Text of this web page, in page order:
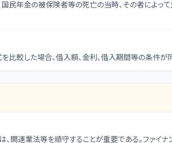
民年金の被保険者等の死亡の当時、その者によっ
較した場合、借入額、金利、借入期間等の条件が
関連業法等を順守することが重要である。ファイナ